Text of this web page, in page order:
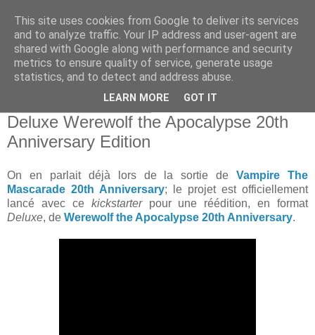
Deluxe Werewolf the Apocalypse 20th
Anniversary Edition
On en parlait déjà lors de la sortie deVampire The
Mascarade 20th Anniversary; le projet est officiellement
lancé avec ce kickstarterpour une réédition, en format
Deluxe, de Werewolf the Apocalypse 20th Anniversary.
This site uses cookies from Google to deliver its services
and to analyze traffic. Your IP address and user-agent are
shared with Google along with performance and security
metrics to ensure quality of service, generate usage
statistics, and to detect and address abuse.
LEARN MORE GOT IT